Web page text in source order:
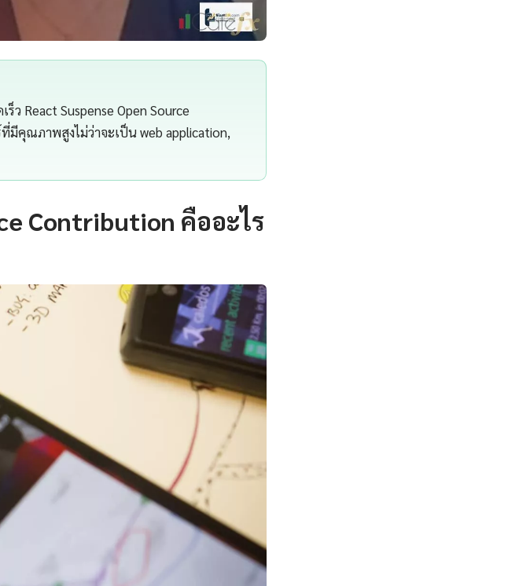
React Suspense Open Source
คุณภาพสูงไม่ว่าจะเป็น web application,
Contribution คืออะไร